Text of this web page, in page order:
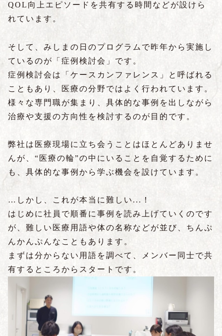
QOL向上エピソードを共有する時間などが設けら
れています。
そして、みしまの日のプログラムで昨年から実施し
ているのが「症例検討会」です。
症例検討会は「ケースカンファレンス」と呼ばれる
こともあり、医療の分野ではよく行われています。
様々な専門職が集まり、具体的な事例を出しながら
治療や支援の方向性を検討するのが目的です。
弊社は医療現場に立ち会うことはほとんどありませ
んが、“医療の輪”の中にいることを自覚するために
も、具体的な事例から学ぶ機会を設けています。
…しかし、これが本当に難しい...！
はじめに社員で順番に事例を読み上げていくのです
が、難しい医療用語や体の名称などが並び、ちんぷ
んかんぷんなこともあります。
まずは分からない用語を調べて、メンバー同士で共
有するところからスタートです。